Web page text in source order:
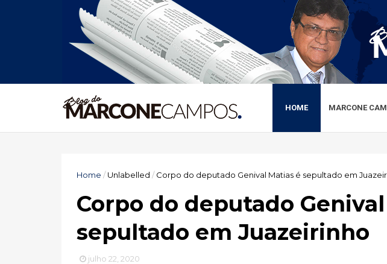
HOME MARCONE
Home /Unlabelled / Corpo do deputado Genival Matias é sepultado em
Corpo do deputado
sepultado em Juazeirinho
julho 22, 2020